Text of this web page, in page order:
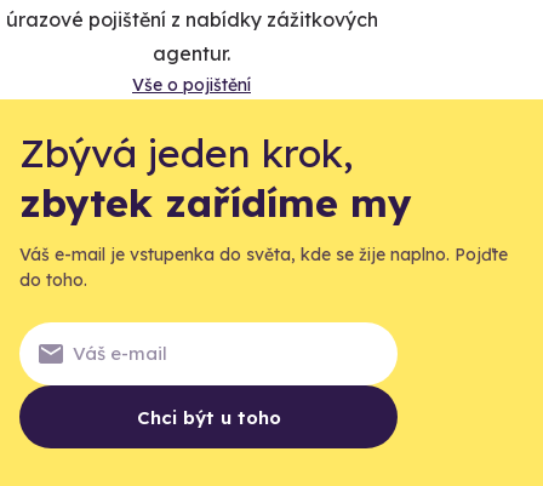
úrazové pojištění z nabídky zážitkových
agentur.
Vše o pojištění
Zbývá jeden krok,
zbytek zařídíme my
Váš e-mail je vstupenka do světa, kde se žije naplno. Pojďte
do toho.
Chci být u toho